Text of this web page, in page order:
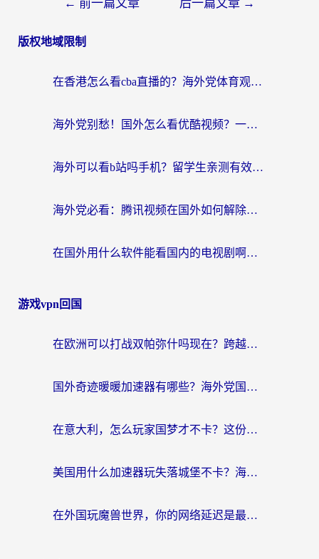
导
← 前一篇文章 后一篇文章 →
版权地域限制
在香港怎么看cba直播的？海外党体育观赛终极指南：告别版权限制，畅享中文解说
海外党别愁！国外怎么看优酷视频？一招解决追剧、看直播难题
海外可以看b站吗手机？留学生亲测有效的回国加速指南
海外党必看：腾讯视频在国外如何解除地域限制？附优酷咪咕使用指南
在国外用什么软件能看国内的电视剧啊？留学生亲测有效的回国加速方案
游戏vpn回国
在欧洲可以打战双帕弥什吗现在？跨越延迟墙的实战指南
国外奇迹暖暖加速器有哪些？海外党国服游戏畅玩终极指南（附亲测推荐）
在意大利，怎么玩家国梦才不卡？这份终极加速指南请收好
美国用什么加速器玩失落城堡不卡？海外党亲测有效的国服游戏加速指南
在外国玩魔兽世界，你的网络延迟是最大的敌人